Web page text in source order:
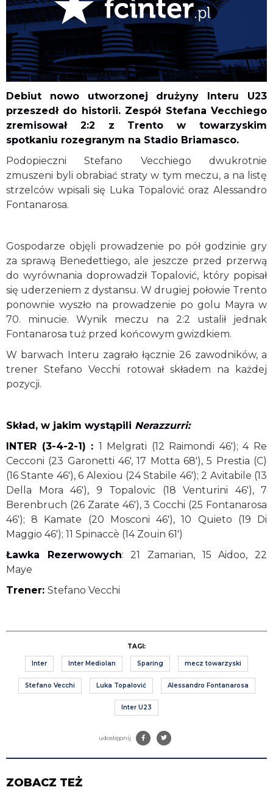
Debiut nowo utworzonej drużyny Interu U23
przeszedł do historii. Zespół Stefana Vecchiego
zremisował 2:2 z Trento w towarzyskim
spotkaniu rozegranym na Stadio Briamasco.
Podopieczni Stefano Vecchiego dwukrotnie
zmuszeni byli obrabiać straty w tym meczu, a na listę
strzelców wpisali się Luka Topalović oraz Alessandro
Fontanarosa.
Gospodarze objęli prowadzenie po pół godzinie gry
za sprawą Benedettiego, ale jeszcze przed przerwą
do wyrównania doprowadził Topalović, który popisał
się uderzeniem z dystansu. W drugiej połowie Trento
ponownie wyszło na prowadzenie po golu Mayra w
70. minucie. Wynik meczu na 2:2 ustalił jednak
Fontanarosa tuż przed końcowym gwizdkiem.
W barwach Interu zagrało łącznie 26 zawodników, a
trener Stefano Vecchi rotował składem na każdej
pozycji.
Skład, w jakim wystąpili Nerazzurri:
INTER (3-4-2-1) : 1 Melgrati (12 Raimondi 46'); 4 Re
Cecconi (23 Garonetti 46', 17 Motta 68'), 5 Prestia (C)
(16 Stante 46'), 6 Alexiou (24 Stabile 46'); 2 Avitabile (13
Della Mora 46'), 9 Topalovic (18 Venturini 46'), 7
Berenbruch (26 Zarate 46'), 3 Cocchi (25 Fontanarosa
46'); 8 Kamate (20 Mosconi 46'), 10 Quieto (19 Di
Maggio 46'); 11 Spinaccè (14 Zouin 61')
Ławka Rezerwowych: 21 Zamarian, 15 Aidoo, 22
Maye
Trener: Stefano Vecchi
TAGI:
Inter Inter Mediolan Sparing mecz towarzyski
Stefano Vecchi Luka Topalović Alessandro Fontanarosa
Inter U23
udostępnij
ZOBACZ TEŻ